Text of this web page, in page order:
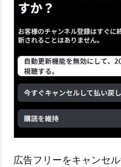
広告フリーをキャンセ